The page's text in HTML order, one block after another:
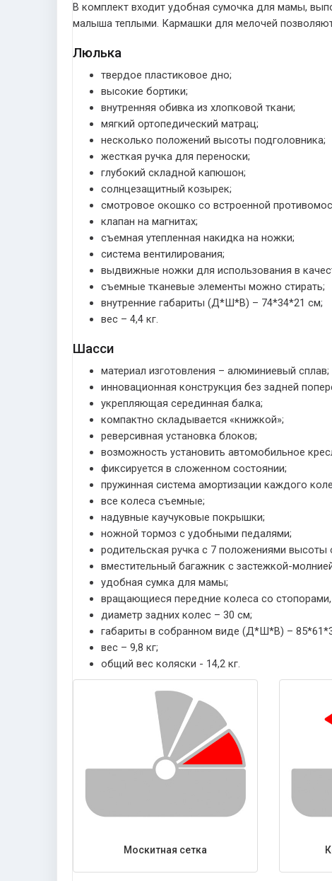
В комплект входит удобная сумочка для мамы,
малыша теплыми. Кармашки для мелочей
Люлька
твердое пластиковое дно;
высокие бортики;
внутренняя обивка из хлопковой ткани;
мягкий ортопедический матрац;
несколько положений высоты подголовника;
жесткая ручка для переноски;
глубокий складной капюшон;
солнцезащитный козырек;
смотровое окошко со встроенной
клапан на магнитах;
съемная утепленная накидка на ножки;
система вентилирования;
выдвижные ножки для использования в
съемные тканевые элементы можно стирать;
внутренние габариты (Д*Ш*В) – 74*34*21 см;
вес – 4,4 кг.
Шасси
материал изготовления – алюминиевый сплав;
инновационная конструкция без задней
укрепляющая серединная балка;
компактно складывается «книжкой»;
реверсивная установка блоков;
возможность установить автомобильное
фиксируется в сложенном состоянии;
пружинная система амортизации каждого
все колеса съемные;
надувные каучуковые покрышки;
ножной тормоз с удобными педалями;
родительская ручка с 7 положениями высоты
вместительный багажник с застежкой-
удобная сумка для мамы;
вращающиеся передние колеса со
диаметр задних колес – 30 см;
габариты в собранном виде (Д*Ш*В) –
вес – 9,8 кг;
общий вес коляски - 14,2 кг.
Москитная сетка